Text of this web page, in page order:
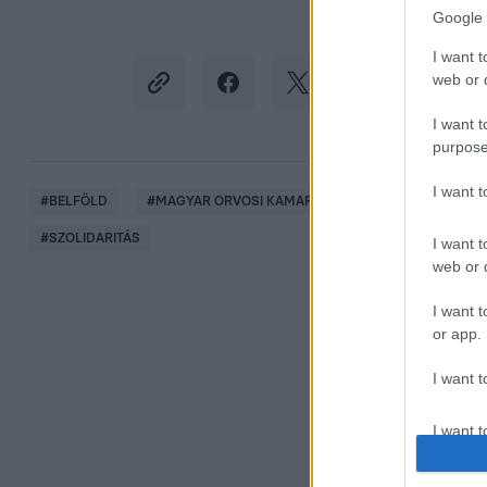
Google
I want
web or
I want
I want
I want
web or
I want
or app.
I want
I want
#BELFÖLD #MAGYAR ORVOSI KAMARA #
#SZOLIDARITÁS